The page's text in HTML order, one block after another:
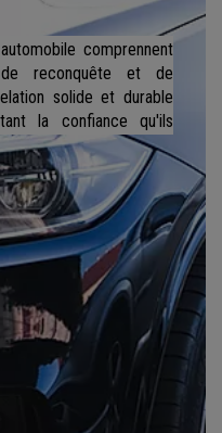
comprennent
de reconquête et de
solide et durable
la confiance qu'ils